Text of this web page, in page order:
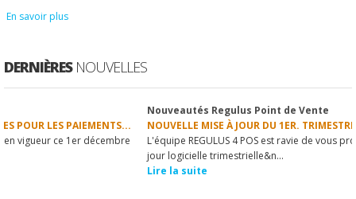
En savoir plus
DERNIÈRESNOUVELLES
1 2 3 4 5 6 7 8 9
Nouveautés Regulus Point de Vente
NOUVELLE MISE À JOUR DU 1ER. TRIMESTRE 2020...
L'équipe REGULUS 4 POS est ravie de vous proposer la nouvelle mise à
jour logicielle trimestrielle&n...